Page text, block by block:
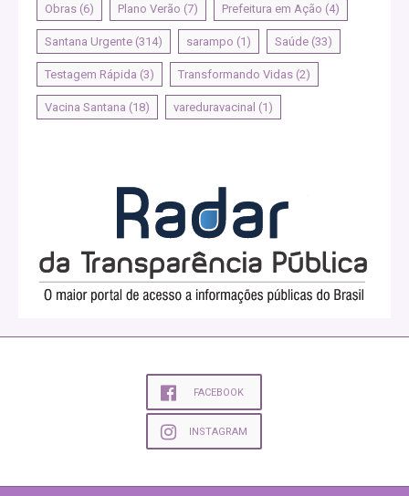
Obras (6) Plano Verão (7) Prefeitura em Ação (4)
Santana Urgente (314) sarampo (1) Saúde (33)
Testagem Rápida (3) Transformando Vidas (2)
Vacina Santana (18) vareduravacinal (1)
FACEBOOK
INSTAGRAM